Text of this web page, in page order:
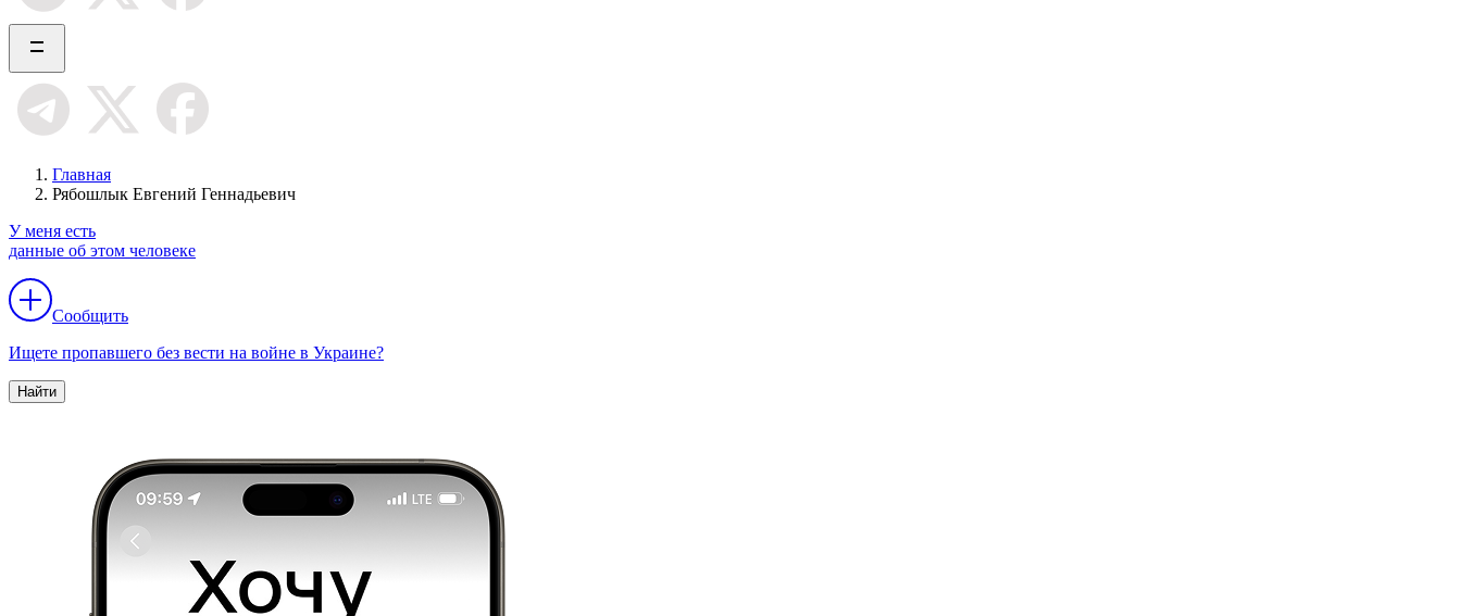
Главная
Рябошлык Евгений Геннадьевич
У меня есть
данные об этом человеке
Сообщить
Ищете пропавшего без вести на войне в Украине?
Найти